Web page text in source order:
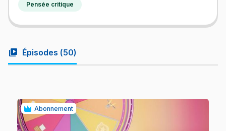
Pensée critique
video_library Épisodes (50)
Abonnement